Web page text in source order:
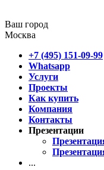
Ваш город
Москва
+7 (495) 151-09-99
Whatsapp
Услуги
Проекты
Как купить
Компания
Контакты
Презентации
...